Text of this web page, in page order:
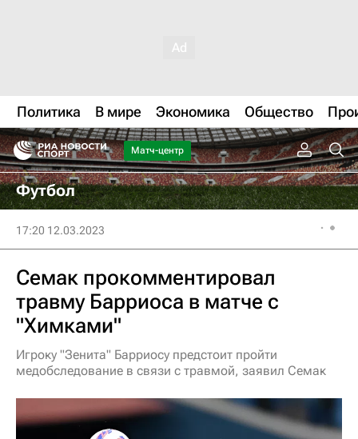
Политика В мире Экономика Общество
Матч-центр
Футбол
17:20 12.03.2023
Семак прокомментировал
травму Барриоса в матче с
"Химками"
Игроку "Зенита" Барриосу предстоит пройти
медобследование в связи с травмой, заявил Семак